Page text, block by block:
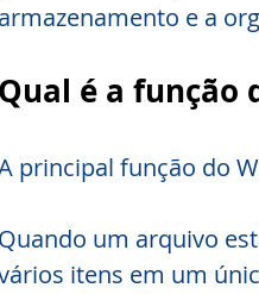
armazenamento e a
Qual é a função
principal função do
Quando um arquivo
itens em um